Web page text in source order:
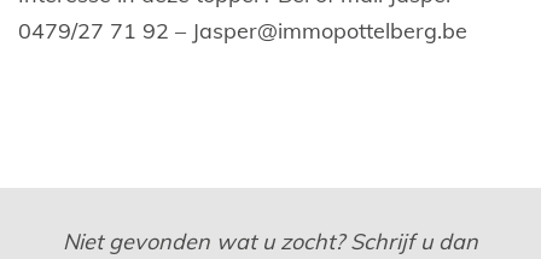
0479/27 71 92 – Jasper@immopottelberg.be
Niet gevonden wat u zocht? Schrijf u dan